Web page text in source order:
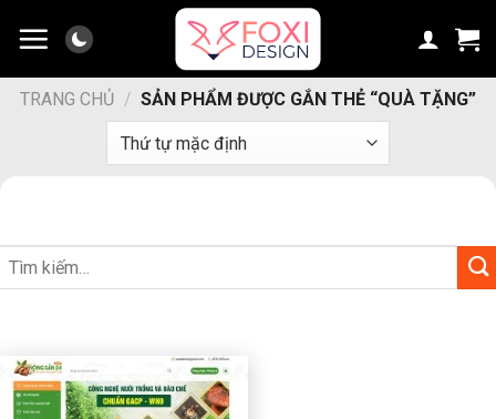
đến
dungTRANG CHỦ / SẢN PHẨM ĐƯỢC GẮN THẺ “QUÀ TẶNG”